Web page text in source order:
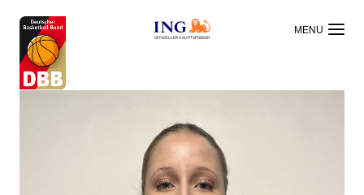
OFFIZIELLER HAUPTSPONSOR